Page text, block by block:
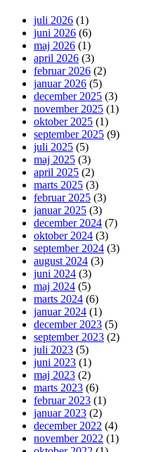
juli 2026 (1)
juni 2026 (6)
maj 2026 (1)
april 2026 (3)
februar 2026 (2)
januar 2026 (5)
december 2025 (3)
november 2025 (1)
oktober 2025 (1)
september 2025 (9)
juli 2025 (5)
maj 2025 (3)
april 2025 (2)
marts 2025 (3)
februar 2025 (3)
januar 2025 (3)
december 2024 (7)
oktober 2024 (3)
september 2024 (3)
august 2024 (3)
juni 2024 (3)
maj 2024 (5)
marts 2024 (6)
januar 2024 (1)
december 2023 (5)
september 2023 (2)
juli 2023 (5)
juni 2023 (1)
maj 2023 (2)
marts 2023 (6)
februar 2023 (1)
januar 2023 (2)
december 2022 (4)
november 2022 (1)